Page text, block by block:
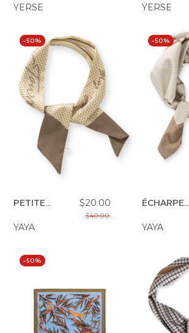
YERSE YERSE
–50%
PETITE
$20.00
$40.00
YAYA
–50%
ÉCHARPE
YAYA
–50%